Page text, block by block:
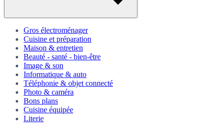
Gros électroménager
Cuisine et préparation
Maison & entretien
Beauté - santé - bien-être
Image & son
Informatique & auto
Téléphonie & objet connecté
Photo & caméra
Bons plans
Cuisine équipée
Literie